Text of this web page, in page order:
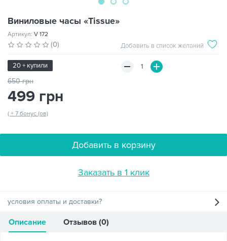
Виниловые часы «Tissue»
Артикул: V 172
(0) Добавить в список желаний
20 + купили
650 грн
499 грн
( + 7 бонус (ов)
Добавить в корзину
Заказать в 1 клик
условия оплаты и доставки?
Описание Отзывов (0)